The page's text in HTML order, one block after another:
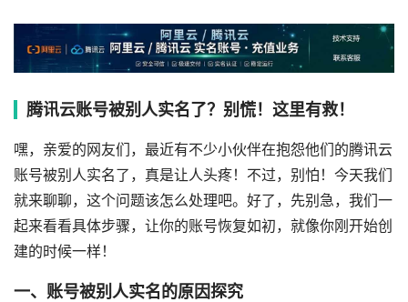
腾讯云账号被别人实名了？别慌！这里有救！
嘿，亲爱的网友们，最近有不少小伙伴在抱怨他们的腾讯云
账号被别人实名了，真是让人头疼！不过，别怕！今天我们
就来聊聊，这个问题该怎么处理吧。好了，先别急，我们一
起来看看具体步骤，让你的账号恢复如初，就像你刚开始创
建的时候一样！
一、账号被别人实名的原因探究